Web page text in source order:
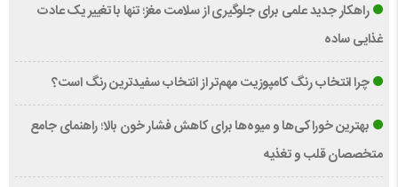
راهکار جدید علمی برای جلوگیری از سلامت مغز؛ تنها با تغییر یک عادت
غذایی ساده
چرا انتخاب رنگ کامپوزیت مهم‌تر از انتخاب سفیدترین رنگ است؟
بهترین خوراکی‌ها و میوه‌ها برای کاهش فشار خون بالا؛ راهنمای جامع
متخصصان قلب و تغذیه